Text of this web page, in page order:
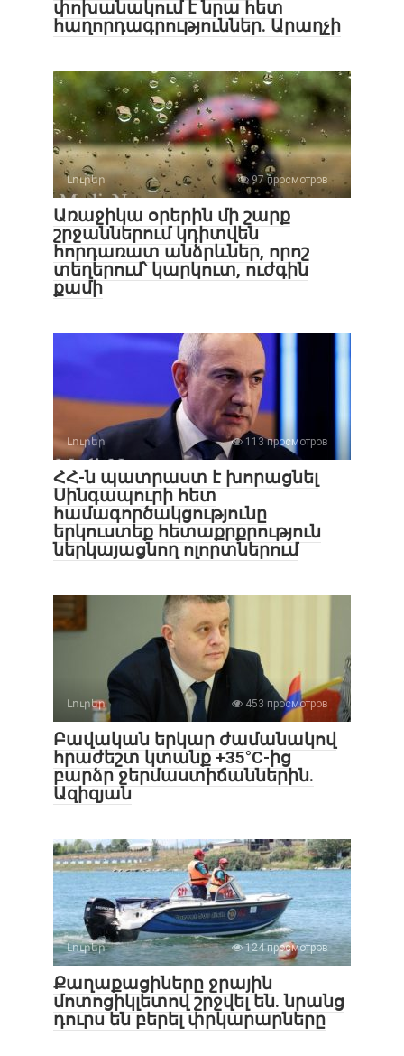
փոխանակում է նրա հետ
հաղորդագրություններ. Արաղչի
Լուրեր 97 просмотров
Առաջիկա օրերին մի շարք
շրջաններում կդիտվեն
հորդառատ անձրևներ, որոշ
տեղերում՝ կարկուտ, ուժգին
քամի
Լուրեր 113 просмотров
ՀՀ-ն պատրաստ է խորացնել
Սինգապուրի հետ
համագործակցությունը
երկուստեք հետաքրքրություն
ներկայացնող ոլորտներում
Լուրեր 453 просмотров
Բավական երկար ժամանակով
հրաժեշտ կտանք +35°C-ից
բարձր ջերմաստիճաններին.
Ազիզյան
Լուրեր 124 просмотров
Քաղաքացիները ջրային
մոտոցիկլետով շրջվել են. նրանց
դուրս են բերել փրկարարները